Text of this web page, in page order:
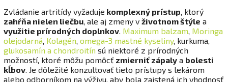
Zvládanie artritídy vyžaduje komplexný prístup , ktorý
zahŕňa nielen liečbu , ale aj zmeny v životnom štýle a
využitie prírodných doplnkov Maximum balzam Moringa
olejodarná Kolagén omega-3 mastné kyseliny, kurkuma,
glukosamín a chondroitín sú niektoré z prírodných
možností, ktoré môžu pomôcť zmierniť zápaly a bolesti
kĺbov . Je dôležité konzultovať tieto prístupy s lekárom
alebo odborníkom na výživu, aby bola zaistená ich vhodnosť